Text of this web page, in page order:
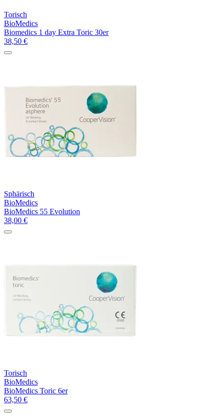
Torisch
BioMedics
Biomedics 1 day Extra Toric 30er
38,50 €
Sphärisch
BioMedics
BioMedics 55 Evolution
38,00 €
Torisch
BioMedics
BioMedics Toric 6er
63,50 €